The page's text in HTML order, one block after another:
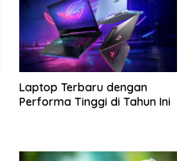
Laptop Terbaru dengan
Performa Tinggi di Tahun Ini